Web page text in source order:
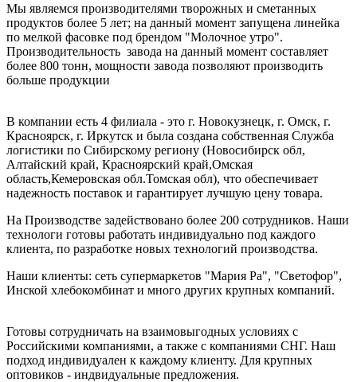
Мы являемся производителями творожных и сметанных
продуктов более 5 лет; на данный момент запущена линейка
по мелкой фасовке под брендом "Молочное утро".
Производительность завода на данный момент составляет
более 800 тонн, мощности завода позволяют производить
больше продукции
В компании есть 4 филиала - это г. Новокузнецк, г. Омск, г.
Красноярск, г. Иркутск и была создана собственная Служба
логистики по Сибирскому региону (Новосибирск обл,
Алтайский край, Красноярский край,Омская
область,Кемеровская обл.Томская обл), что обеспечивает
надежность поставок и гарантирует лучшую цену товара.
На Производстве задействовано более 200 сотрудников. Наши
технологи готовы работать индивидуально под каждого
клиента, по разработке новых технологий производства.
Наши клиенты: сеть супермаркетов "Мария Ра", "Светофор",
Инской хлебокомбинат и много других крупных компаний.
Готовы сотрудничать на взаимовыгодных условиях с
Российскими компаниями, а также с компаниями СНГ. Наш
подход индивидуален к каждому клиенту. Для крупных
оптовиков - индвидуальные предложения.